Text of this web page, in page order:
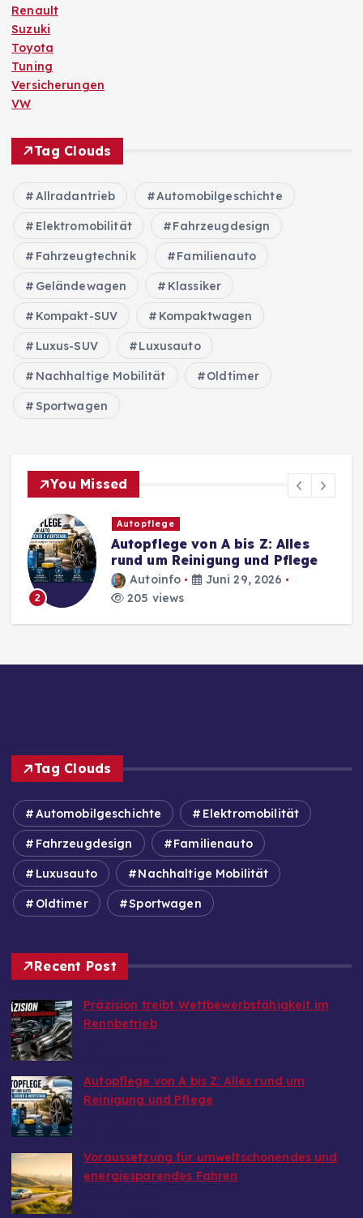
Renault
Suzuki
Toyota
Tuning
Versicherungen
VW
Tag Clouds
Allradantrieb Automobilgeschichte
Elektromobilität Fahrzeugdesign
Fahrzeugtechnik Familienauto
Geländewagen Klassiker
Kompakt-SUV Kompaktwagen
Luxus-SUV Luxusauto
Nachhaltige Mobilität Oldtimer
Sportwagen
You Missed
2
Autopflege
Autopflege von A bis Z: Alles
rund um Reinigung und Pflege
Autoinfo
Juni 29, 2026
205 views
Tag Clouds
Automobilgeschichte Elektromobilität
Fahrzeugdesign Familienauto
Luxusauto Nachhaltige Mobilität
Oldtimer Sportwagen
Recent Post
Präzision treibt Wettbewerbsfähigkeit im
Rennbetrieb
Autopflege von A bis Z: Alles rund um
Reinigung und Pflege
Voraussetzung für umweltschonendes und
energiesparendes Fahren